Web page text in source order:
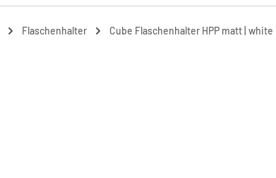
Flaschenhalter Cube Flaschenhalter HPP matt | white